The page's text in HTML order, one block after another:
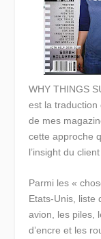
WHY THINGS
est la traduction
de mes
cette approche
l’insight du
Parmi les «
Etats-Unis, liste
avion, les piles,
d’encre et les